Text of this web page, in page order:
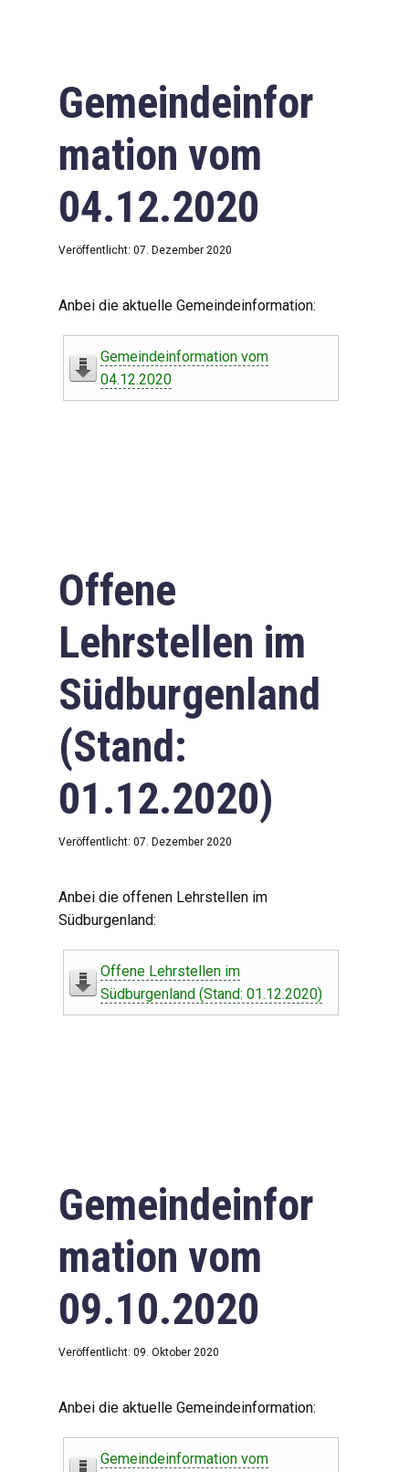
Gemeindeinfor
mation vom
04.12.2020
Veröffentlicht: 07. Dezember 2020
Anbei die aktuelle Gemeindeinformation:
Gemeindeinformation vom
04.12.2020
Offene
Lehrstellen im
Südburgenland
(Stand:
01.12.2020)
Veröffentlicht: 07. Dezember 2020
Anbei die offenen Lehrstellen im
Südburgenland:
Offene Lehrstellen im
Südburgenland (Stand: 01.12.2020)
Gemeindeinfor
mation vom
09.10.2020
Veröffentlicht: 09. Oktober 2020
Anbei die aktuelle Gemeindeinformation:
Gemeindeinformation vom